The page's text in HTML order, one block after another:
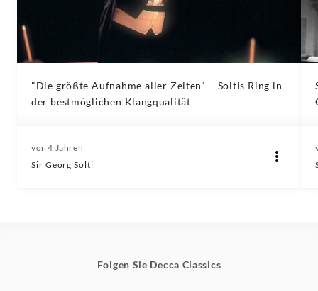
"Die größte Aufnahme aller Zeiten" – Soltis Ring in
der bestmöglichen Klangqualität
vor 4 Jahren
Sir Georg Solti
Folgen Sie Decca Classics